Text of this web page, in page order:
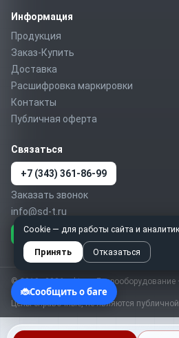
Информация
Продукция
Заказ-Купить
Доставка
Расшифровка маркировки
Контакты
Публичная оферта
Связаться
+7 (343) 361-86-99
Заказать звонок
info@sd-t.ru
WhatsApp Telegram MAX
© 2010–2026 sd-t.ru · Гидрооборудование
пневматики по России
Цены справочные, не являются
Cookie — для работы сайта и
Принять Отказаться